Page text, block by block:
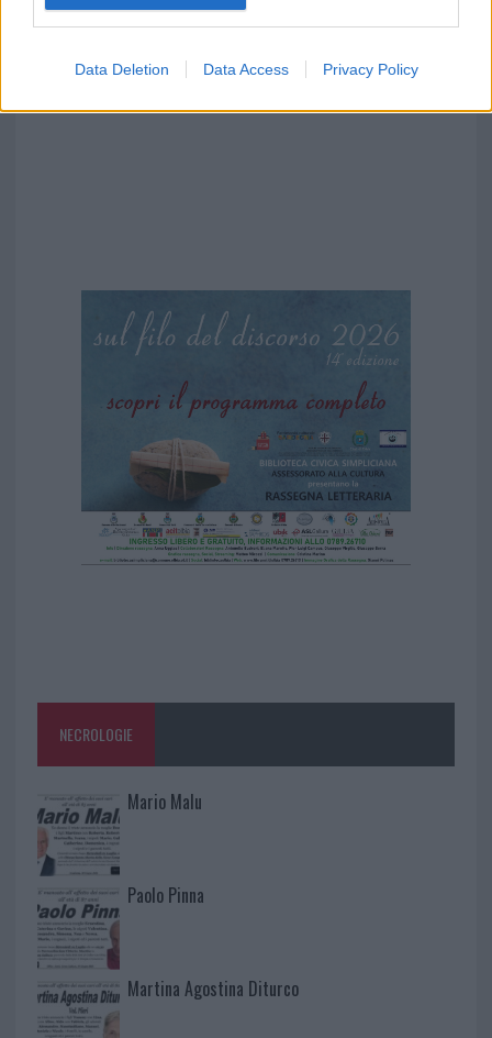
Data Deletion Data Access Privacy Policy
NECROLOGIE
Mario Malu
Paolo Pinna
Martina Agostina Diturco